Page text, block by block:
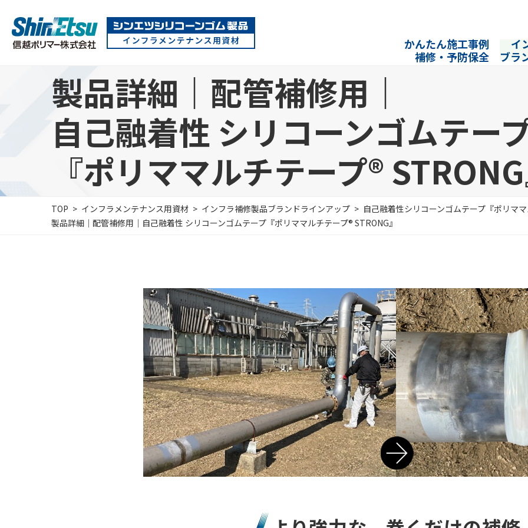
かんたん施工事例
補修・予防保全
イ
ブラ
製品詳細｜配管補修用｜
自己融着性 シリコーンゴムテー
『ポリママルチテープ®
TOP インフラメンテナンス用資材 インフラ補修製品ブランドラインアップ 自己融着性シリコーンゴムテープ 『ポリマ
製品詳細｜配管補修用｜ 自己融着性 シリコーンゴムテープ 『ポリママルチテープ® STRONG』